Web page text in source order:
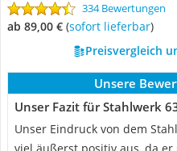
334 Bewertungen
ab 89,00 € ( Sofort lieferbar)
Preisvergleich
Unsere
Unser Fazit für Stahlwerk
Unser Eindruck von dem